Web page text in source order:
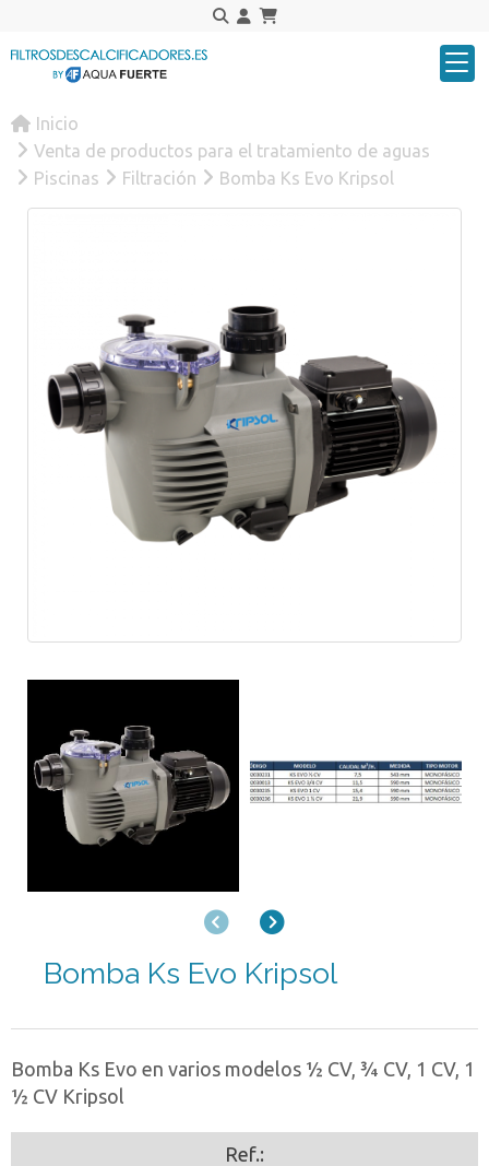
Inicio
Venta de productos para el tratamiento de aguas
Piscinas
Filtración Bomba Ks Evo Kripsol
AnteriorSiguiente
Bomba Ks Evo Kripsol
Bomba Ks Evo en varios modelos ½ CV, ¾ CV, 1 CV, 1
½ CV Kripsol
Ref.: